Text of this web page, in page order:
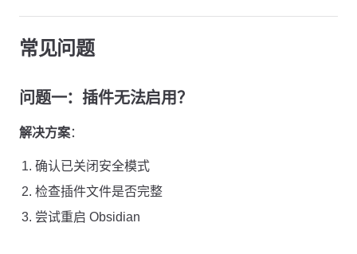
常见问题
问题一：插件无法启用？
解决方案：
确认已关闭安全模式
检查插件文件是否完整
尝试重启 Obsidian